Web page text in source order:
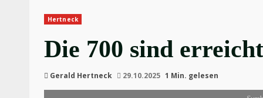
Hertneck
Die 700 sind
Gerald Hertneck 29.10.2025 1 Min. gelesen